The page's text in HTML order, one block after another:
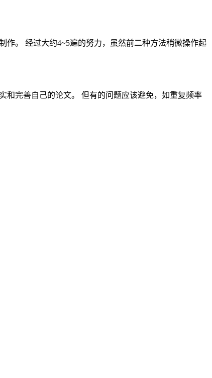
作。 经过大约4~5遍的努力，虽然前二种方法稍微操作起
和完善自己的论文。 但有的问题应该避免，如重复频率